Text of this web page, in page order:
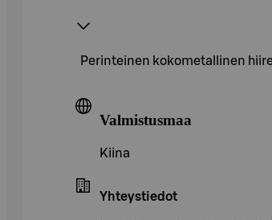
Perinteinen kokometallinen
Valmistusmaa
Kiina
Yhteystiedot